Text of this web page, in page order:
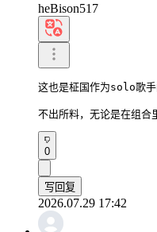
heBison517
这也是柾国作为solo歌手
不出所料，无论是在组合
0
写回复
2026.07.29 17:42